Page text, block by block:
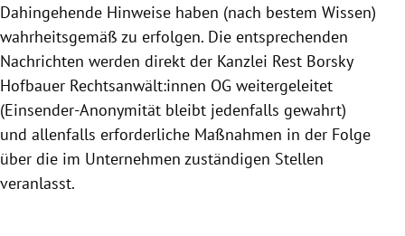
Dahingehende Hinweise haben (nach bestem Wissen)
wahrheitsgemäß zu erfolgen. Die entsprechenden
Nachrichten werden direkt der Kanzlei Rest Borsky
Hofbauer Rechtsanwält:innen OG weitergeleitet
(Einsender-Anonymität bleibt jedenfalls gewahrt)
und allenfalls erforderliche Maßnahmen in der Folge
über die im Unternehmen zuständigen Stellen
veranlasst.